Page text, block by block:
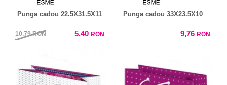
Punga cadou 22.5X31.5X11
10,79RON 5,40 RON
Punga cadou 33X23.5X10
9,76 RON